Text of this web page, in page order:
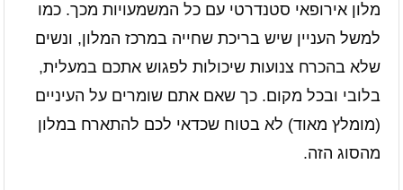
מלון אירופאי סטנדרטי עם כל המשמעויות מכך. כמו
למשל העניין שיש בריכת שחייה במרכז המלון, ונשים
שלא בהכרח צנועות שיכולות לפגוש אתכם במעלית,
בלובי ובכל מקום. כך שאם אתם שומרים על העיניים
(מומלץ מאוד) לא בטוח שכדאי לכם להתארח במלון
מהסוג הזה.